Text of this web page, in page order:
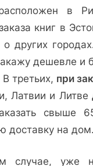
в
книг в
о других
дешевле и
третьих, при
Латвии и Литве
свыше
доставку на дом.
случае, уже